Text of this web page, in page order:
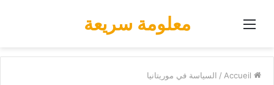
Menu معلومة سريعة
/ السياسة في موريتانيا